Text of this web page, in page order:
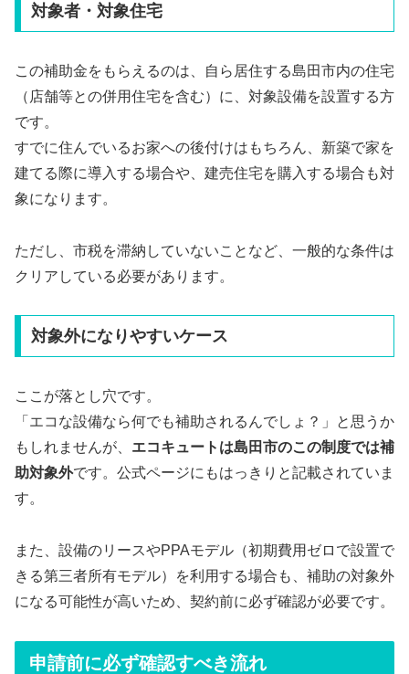
対象者・対象住宅
この補助金をもらえるのは、自ら居住する島田市内の住宅
（店舗等との併用住宅を含む）に、対象設備を設置する方
です。
すでに住んでいるお家への後付けはもちろん、新築で家を
建てる際に導入する場合や、建売住宅を購入する場合も対
象になります。
ただし、市税を滞納していないことなど、一般的な条件は
クリアしている必要があります。
対象外になりやすいケース
ここが落とし穴です。
「エコな設備なら何でも補助されるんでしょ？」と思うか
もしれませんが、 エコキュートは島田市のこの制度では補
助対象外です。公式ページにもはっきりと記載されていま
す。
また、設備のリースやPPAモデル（初期費用ゼロで設置で
きる第三者所有モデル）を利用する場合も、補助の対象外
になる可能性が高いため、契約前に必ず確認が必要です。
申請前に必ず確認すべき流れ